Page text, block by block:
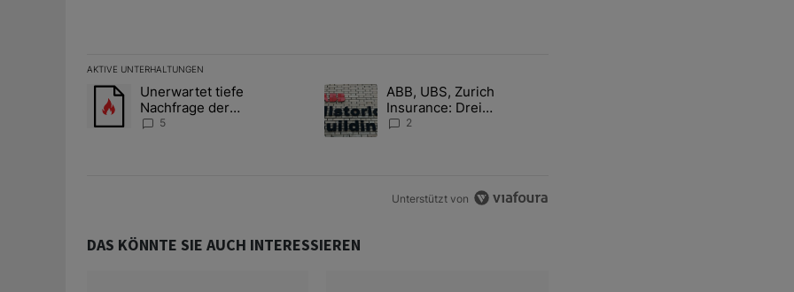
AKTIVE UNTERHALTUNGEN
Das Folgende ist eine Liste der am meisten kommentierten Artikel der letzten 7 days.
Ein Trendartikel mit dem Titel "Unerwartet tiefe Nachfrage der Zentralbanken könnte Goldpreis weiter belasten" mit 5
Unerwartet tiefe
Nachfrage der
Zentralbanken könnte
5
Ein Trendartikel mit dem Titel "ABB, UBS, Zurich Insurance: Drei Schweizer
ABB, UBS, Zurich
Insurance: Drei
Schweizer Aktien auf der
2
Unterstützt von
DAS KÖNNTE SIE AUCH INTERESSIEREN